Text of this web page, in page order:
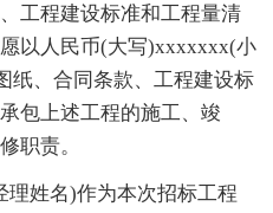
工程建设标准和工程量清
以人民币(大写)xxxxxxx(小
纸、合同条款、工程建设标
包上述工程的施工、竣
职责。
姓名)作为本次招标工程